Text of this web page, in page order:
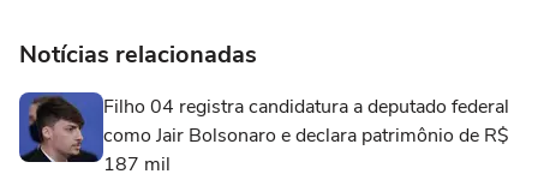
Notícias relacionadas
Filho 04 registra candidatura a deputado federal
como Jair Bolsonaro e declara patrimônio de R$
187 mil